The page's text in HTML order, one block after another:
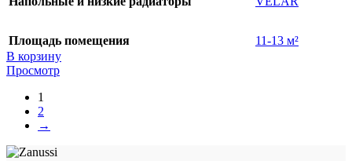
Площадь помещения
11-13 м²
В корзину
Просмотр
1
2
→